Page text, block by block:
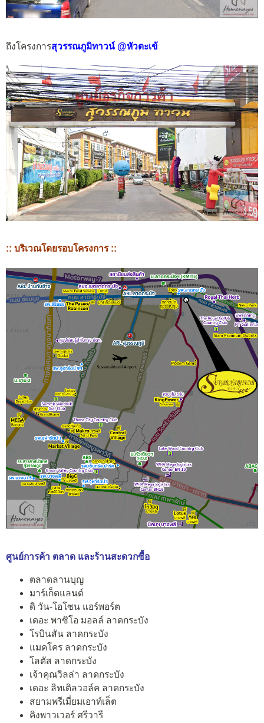
ถึงโครงการสุวรรณภูมิทาวน์ @หัวตะเข้
:: บริเวณโดยรอบโครงการ ::
ศูนย์การค้า ตลาด และร้านสะดวกซื้อ
ตลาดลานบุญ
มาร์เก็ตแลนด์
ดิ วัน-โอโซน แอร์พอร์ต
เดอะ พาซิโอ มอลล์ ลาดกระบัง
โรบินสัน ลาดกระบัง
แมคโคร ลาดกระบัง
โลตัส ลาดกระบัง
เจ้าคุณวิลล่า ลาดกระบัง
เดอะ ลิทเติลวอล์ค ลาดกระบัง
สยามพรีเมี่ยมเอาท์เล็ต
คิงพาวเวอร์ ศรีวารี